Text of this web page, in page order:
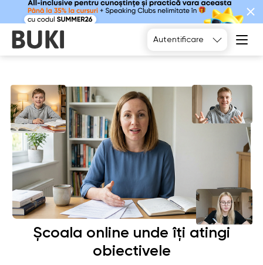
Autentificare
Școala online unde îți atingi
obiectivele
Alegeți